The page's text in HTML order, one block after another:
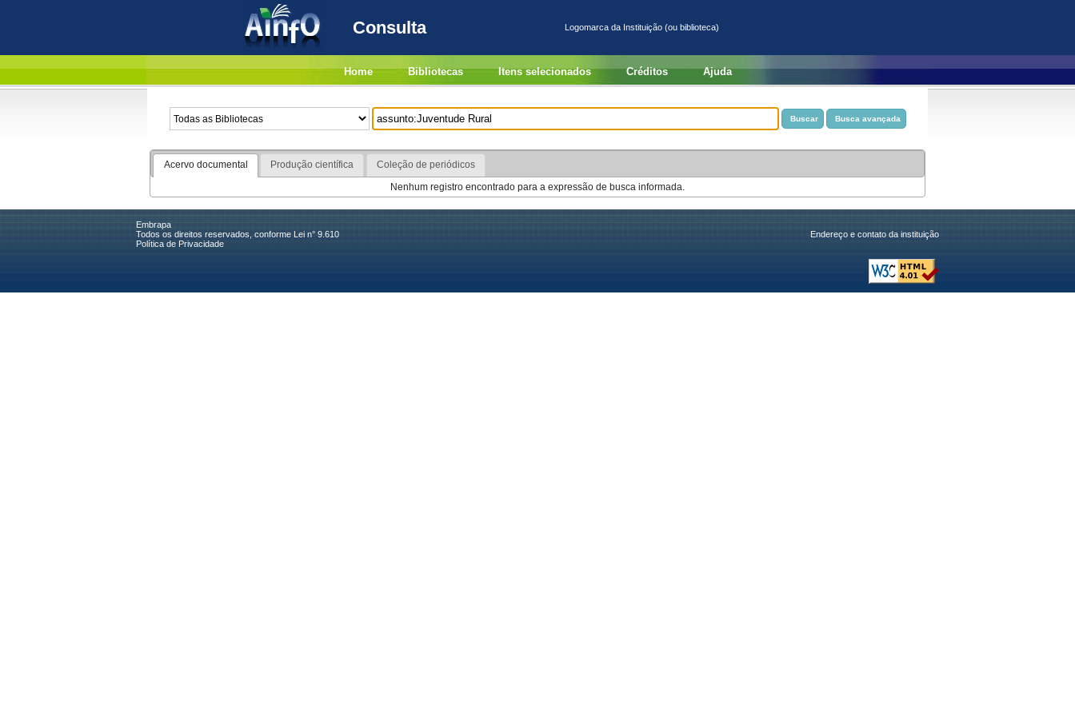
Consulta Logomarca da Instituição (ou biblioteca)
Home Bibliotecas Itens selecionados Créditos Ajuda
Acervo documental Produção científica
Coleção de periódicos
Nenhum registro encontrado para a expressão de busca informada.
Embrapa
Todos os direitos reservados, conforme Lei n° 9.610
Política de Privacidade
Endereço e contato da instituição